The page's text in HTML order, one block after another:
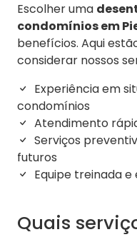
Escolher uma
condomínios em
benefícios. Aqui
considerar nossos
Experiência em
condomínios
Atendimento
Serviços
futuros
Equipe treinada
Quais